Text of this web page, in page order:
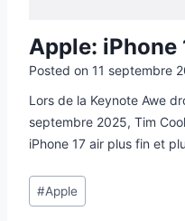
Apple: iPhone
Posted on 11 septembre
Lors de la Keynote Awe
septembre 2025, Tim
iPhone 17 air plus fin et
Étiquettes
de
#Apple